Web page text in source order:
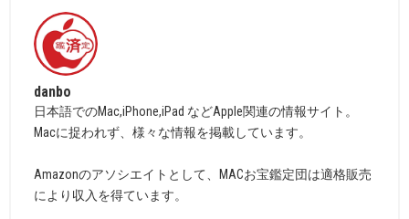
danbo
日本語でのMac,iPhone,iPad などApple関連の情報サイト。
Macに捉われず、様々な情報を掲載しています。
Amazonのアソシエイトとして、MACお宝鑑定団は適格販売
により収入を得ています。